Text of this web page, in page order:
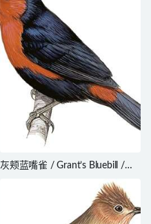
灰颊蓝嘴雀 / Grant’s Bluebill /